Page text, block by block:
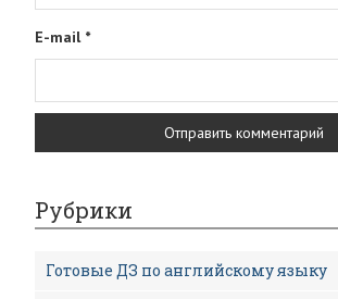
E-mail *
Рубрики
Готовые ДЗ по английскому языку